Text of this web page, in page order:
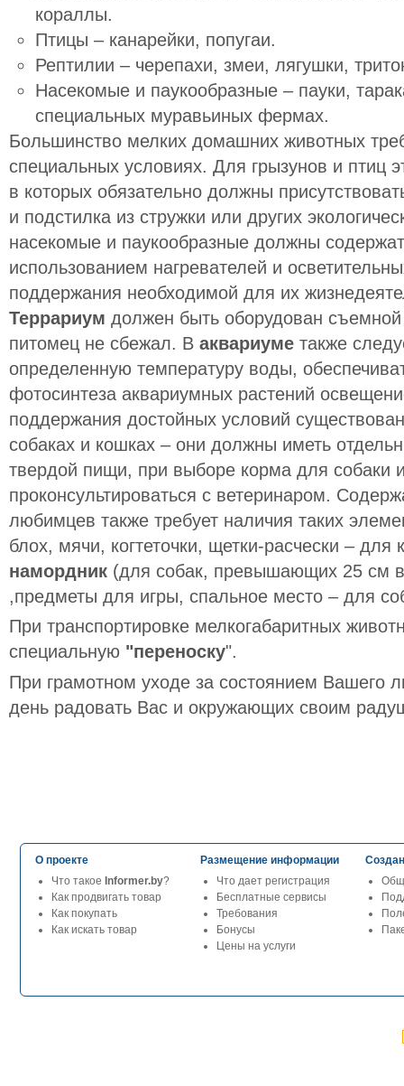
кораллы.
Птицы – канарейки, попугаи.
Рептилии – черепахи, змеи, лягушки,
Насекомые и паукообразные – пауки,
специальных муравьиных фермах.
Большинство мелких домашних животных
специальных условиях. Для грызунов и птиц
в которых обязательно должны
и подстилка из стружки или других
насекомые и паукообразные должны
использованием нагревателей и
поддержания необходимой для их
Террариум должен быть оборудован
питомец не сбежал. В аквариуме также
определенную температуру воды,
фотосинтеза аквариумных растений
поддержания достойных условий
собаках и кошках – они должны иметь
твердой пищи, при выборе корма для собаки
проконсультироваться с ветеринаром.
любимцев также требует наличия таких
блох, мячи, когтеточки, щетки-расчески –
намордник (для собак, превышающих 25 см
,предметы для игры, спальное место – для
При транспортировке мелкогабаритных
специальную "переноску".
При грамотном уходе за состоянием Вашего
день радовать Вас и окружающих своим
О проекте
Что такое Informer.by?
Как продвигать товар
Как покупать
Как искать товар
Размещение информации
Что дает регистрация
Бесплатные сервисы
Требования
Бонусы
Цены на услуги